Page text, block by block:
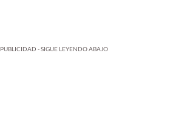
PUBLICIDAD - SIGUE LEYENDO ABAJO